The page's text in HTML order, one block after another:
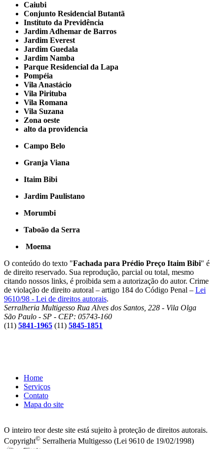
Caiubi
Conjunto Residencial Butantã
Instituto da Previdência
Jardim Adhemar de Barros
Jardim Everest
Jardim Guedala
Jardim Namba
Parque Residencial da Lapa
Pompéia
Vila Anastácio
Vila Pirituba
Vila Romana
Vila Suzana
Zona oeste
alto da providencia
Campo Belo
Granja Viana
Itaim Bibi
Jardim Paulistano
Morumbi
Taboão da Serra
Moema
O conteúdo do texto "Fachada para Prédio Preço Itaim Bibi" é
de direito reservado. Sua reprodução, parcial ou total, mesmo
citando nossos links, é proibida sem a autorização do autor. Crime
de violação de direito autoral – artigo 184 do Código Penal – Lei
9610/98 - Lei de direitos autorais.
Serralheria Multigesso Rua Alves dos Santos, 228 - Vila Olga
São Paulo - SP - CEP: 05743-160
(11) 5841-1965 (11) 5845-1851
Home
Serviços
Contato
Mapa do site
O inteiro teor deste site está sujeito à proteção de direitos autorais.
Copyright© Serralheria Multigesso (Lei 9610 de 19/02/1998)